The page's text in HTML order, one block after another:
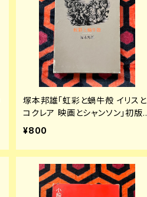
塚本邦雄「虹彩と蝸牛殻 イリスと
コクレア 映画とシャンソン」初版
函入り 装幀:政田岑生 みすず書房
¥800